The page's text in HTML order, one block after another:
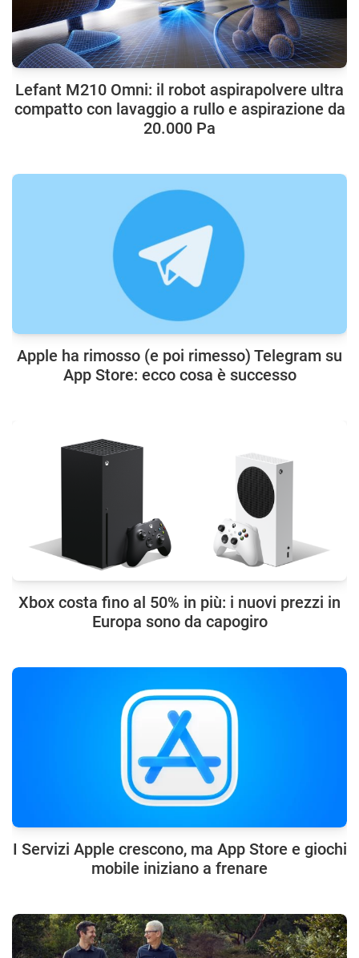
Lefant M210 Omni: il robot aspirapolvere ultra
compatto con lavaggio a rullo e aspirazione da
20.000 Pa
Apple ha rimosso (e poi rimesso) Telegram su
App Store: ecco cosa è successo
Xbox costa fino al 50% in più: i nuovi prezzi in
Europa sono da capogiro
I Servizi Apple crescono, ma App Store e giochi
mobile iniziano a frenare